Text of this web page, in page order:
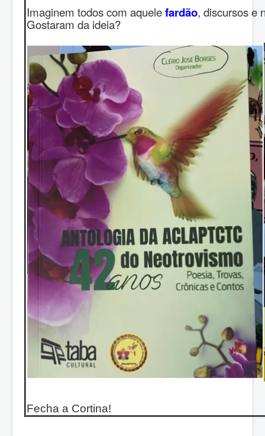
Imaginem todos com aquelefardão, discursos e
Gostaram da ideia?
Fecha a Cortina!